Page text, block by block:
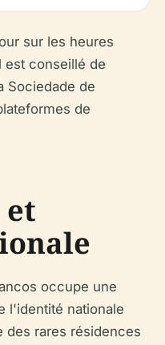
sur les heures
est conseillé de
Sociedade de
de
et
occupe une
l'identité nationale
des rares résidences